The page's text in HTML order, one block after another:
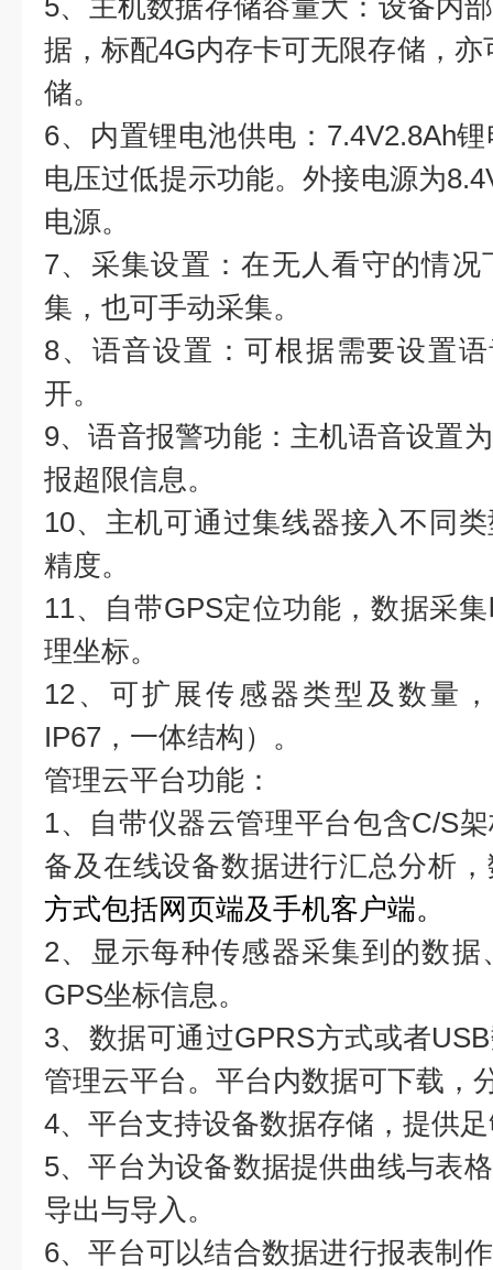
5、主机数据存储容量大：设备内
据，标配4G内存卡可无限存储，
储。
6、内置锂电池供电：7.4V2.8Ah
电压过低提示功能。外接电源为
电源。
7、采集设置：在无人看守的情
集，也可手动采集。
8、语音设置：可根据需要设置
开。
9、语音报警功能：主机语音设置
报超限信息。
10、主机可通过集线器接入不同
精度。
11、自带GPS定位功能，数据采
理坐标。
12、可扩展传感器类型及数量
IP67，一体结构）。
管理云平台功能：
1、自带仪器云管理平台包含C/S
备及在线设备数据进行汇总分析
方式包括网页端及手机客户端。
2、显示每种传感器采集到的数
GPS坐标信息。
3、数据可通过GPRS方式或者
管理云平台。平台内数据可下载，
4、平台支持设备数据存储，提供
5、平台为设备数据提供曲线与表
导出与导入。
6、平台可以结合数据进行报表制